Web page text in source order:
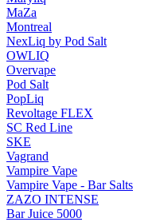
MaZa
Montreal
NexLiq by Pod Salt
OWLIQ
Overvape
Pod Salt
PopLiq
Revoltage FLEX
SC Red Line
SKE
Vagrand
Vampire Vape
Vampire Vape - Bar Salts
ZAZO INTENSE
Bar Juice 5000